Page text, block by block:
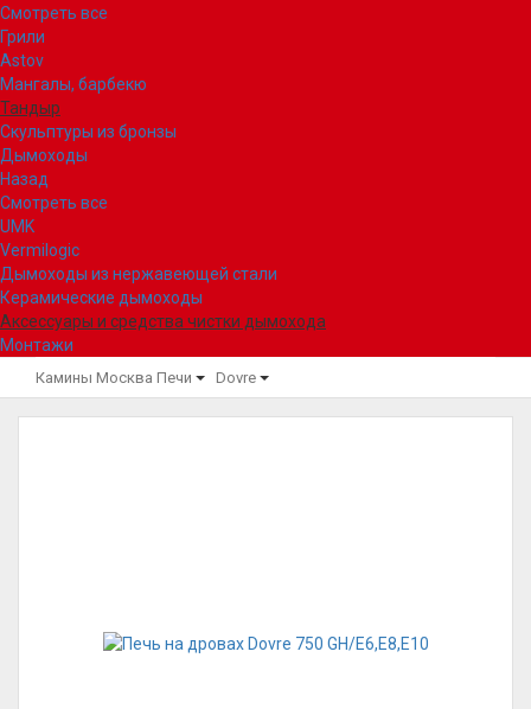
Смотреть все
Грили
Astov
Мангалы, барбекю
Тандыр
Скульптуры из бронзы
Дымоходы
Назад
Смотреть все
UMK
Vermilogic
Дымоходы из нержавеющей стали
Керамические дымоходы
Аксессуары и средства чистки дымохода
Монтажи
Камины Москва Печи Dovre